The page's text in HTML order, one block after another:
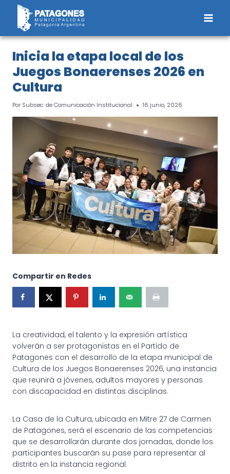
Saltar
contenido
Inicia la etapa local de los
Juegos Bonaerenses 2026 en
Cultura
Por Subsec. de Comunicación Institucional 16 junio, 2026
Compartir en Redes
La creatividad, el talento y la expresión artística
volverán a ser protagonistas en el Partido de
Patagones con el desarrollo de la etapa municipal de
Cultura de los Juegos Bonaerenses 2026, una instancia
que reunirá a jóvenes, adultos mayores y personas
con discapacidad en distintas disciplinas.
La Casa de la Cultura, ubicada en Mitre 27 de Carmen
de Patagones, será el escenario de las competencias
que se desarrollarán durante dos jornadas, donde los
participantes buscarán su pase para representar al
distrito en la instancia regional.